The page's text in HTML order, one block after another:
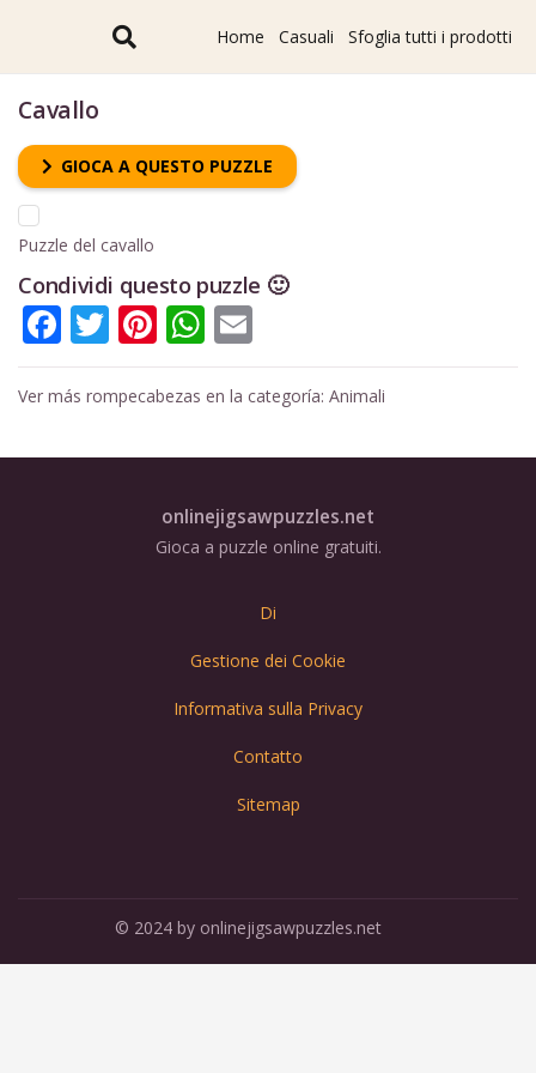
Home Casuali Sfoglia tutti i prodotti
Cavallo
GIOCA A QUESTO PUZZLE
Puzzle del cavallo
Condividi questo puzzle 🙂
Facebook
Twitter
Pinterest
WhatsApp
Ver más rompecabezas en la categoría:Animali
onlinejigsawpuzzles.net
Gioca a puzzle online gratuiti.
Di
Gestione dei Cookie
Informativa sulla Privacy
Contatto
Sitemap
© 2024 by onlinejigsawpuzzles.net